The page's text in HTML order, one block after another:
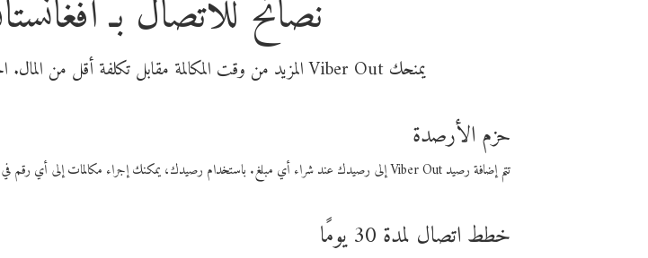
نصائح للاتصال بـ
يمنحك Viber Out المزيد من وقت المكالمة مقابل تكلفة أقل من المال. اختر من أحد خيارات الاتصال المرنة ذات السعر المنخفض:
حزم الأرصدة
تتم إضافة رصيد Viber Out إلى رصيدك عند شراء أي مبلغ. باستخدام رصيدك، يمكنك إجراء مكالمات إلى أي رقم في العالم بأسعار فايبر المنخفضة.
خطط اتصال لمدة 30 يومًا